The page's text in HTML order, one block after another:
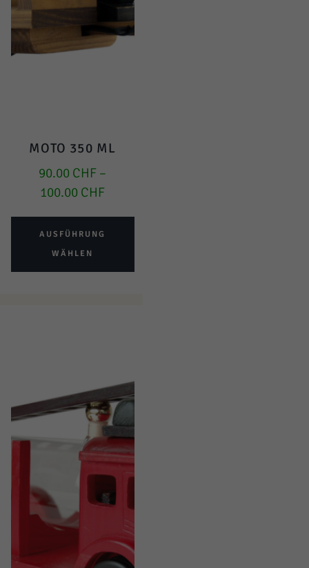
MOTO 350 ML
90.00 CHF –
100.00 CHF
AUSFÜHRUNG
WÄHLEN